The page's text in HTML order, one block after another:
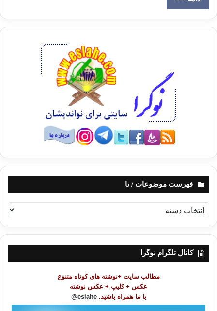
فهرست موضوعات / با
ه
ر
کانال تلگرام نوگرا
مطالب سایت +نوشته های کوتاه متنوع
عکس + کلیپ + عکس نوشته
با ما همراه باشید. eslahe@